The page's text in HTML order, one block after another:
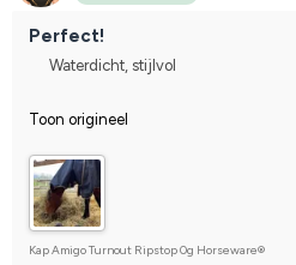
Perfect!
Waterdicht, stijlvol
Toon origineel
Kap Amigo Turnout Ripstop 0g Horseware®